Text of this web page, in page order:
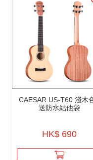
CAESAR US-T60 淺木
送防水結他袋
HK$ 690